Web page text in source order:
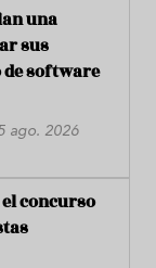
una
sus
de software
ago. 2026
el concurso